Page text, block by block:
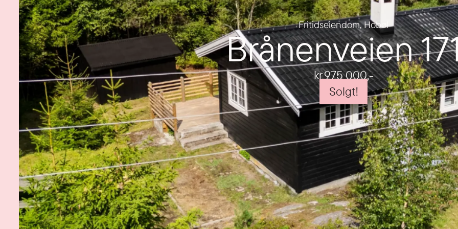
Fritidseiendom,Hobøl
Brånenveien
kr 975 000,-
Solgt!